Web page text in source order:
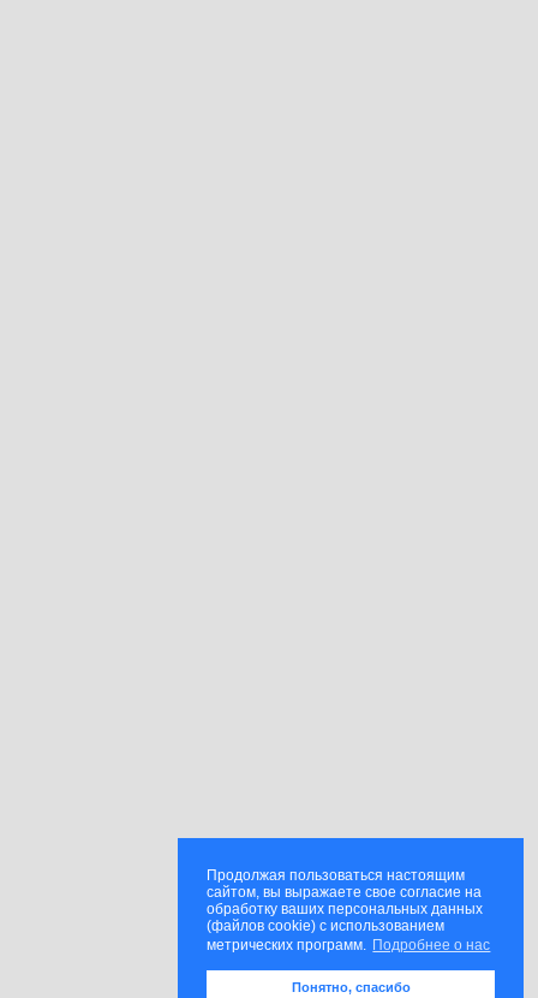
Продолжая пользоваться настоящим
сайтом, вы выражаете свое согласие на
обработку ваших персональных данных
(файлов cookie) с использованием
метрических программ. Подробнее о нас
Понятно, спасибо